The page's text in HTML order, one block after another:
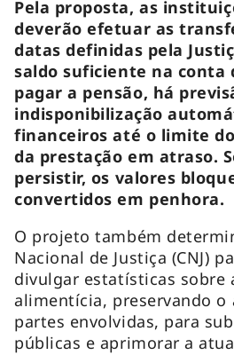
Pela proposta, as
deverão efetuar as
datas definidas pela
saldo suficiente na conta
pagar a pensão, há
indisponibilização
financeiros até o limite
da prestação em atraso.
persistir, os valores
convertidos em penhora.
O projeto também
Nacional de Justiça (CNJ)
divulgar estatísticas sobre
alimentícia, preservando o
partes envolvidas, para
públicas e aprimorar a